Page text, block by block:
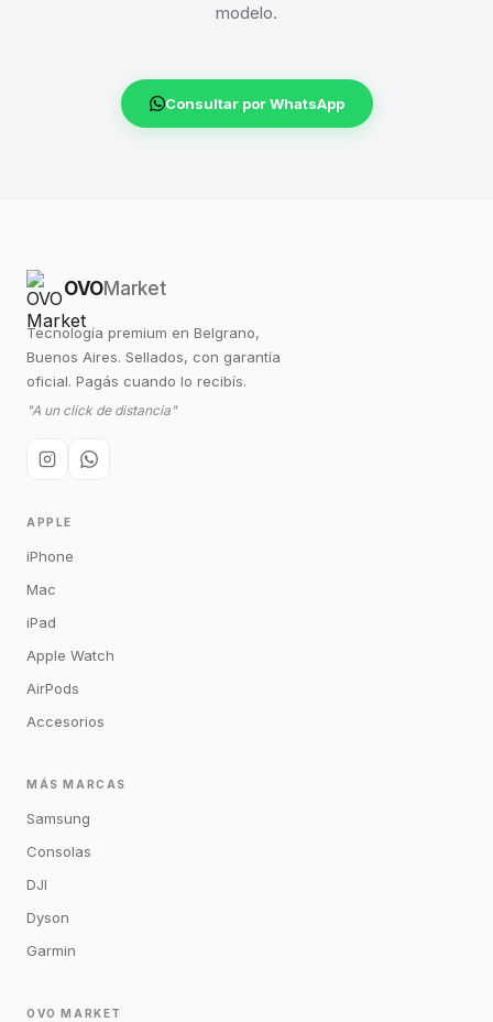
modelo.
Consultar por WhatsApp
OVOMarket
Tecnología premium en Belgrano,
Buenos Aires. Sellados, con garantía
oficial. Pagás cuando lo recibís.
"A un click de distancia"
APPLE
iPhone
Mac
iPad
Apple Watch
AirPods
Accesorios
MÁS MARCAS
Samsung
Consolas
DJI
Dyson
Garmin
OVO MARKET